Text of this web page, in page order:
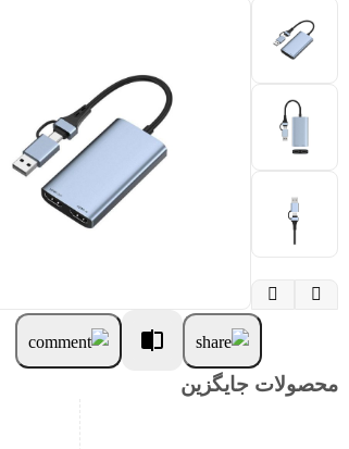
 
محصولات جایگزین